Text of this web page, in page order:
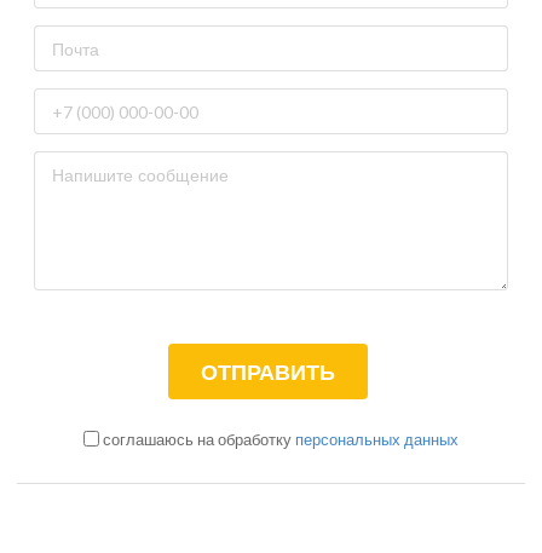
соглашаюсь на обработку персональных данных